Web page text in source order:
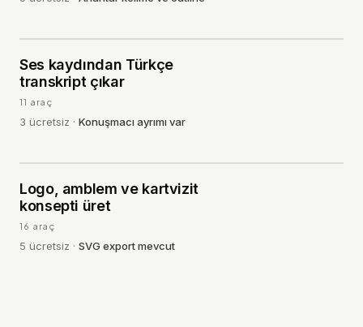
14·SES
Ses kaydından Türkçe
transkript çıkar
11 araç
3 ücretsiz · Konuşmacı ayrımı var
15· GÖRSEL
Logo, amblem ve kartvizit
konsepti üret
16 araç
5 ücretsiz · SVG export mevcut